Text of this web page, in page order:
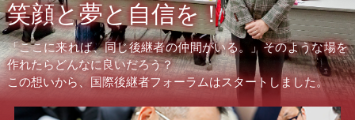
笑顔と夢と自信を！
「ここに来れば、同じ後継者の仲間がいる。」そのような場を
作れたらどんなに良いだろう？
この想いから、国際後継者フォーラムはスタートしました。